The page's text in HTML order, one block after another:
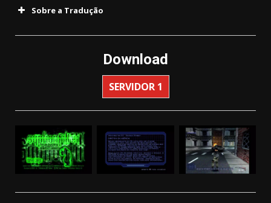
Sobre a Tradução
Download
SERVIDOR 1